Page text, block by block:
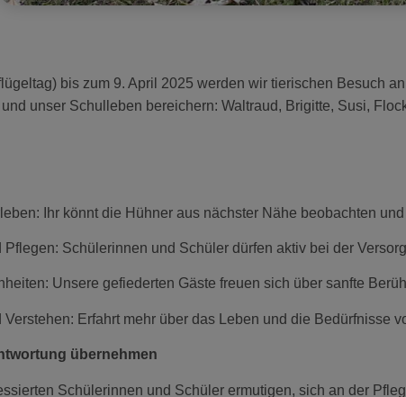
bis zum 9. April 2025 werden wir tierischen Besuch
unser Schulleben bereichern: Waltraud, Brigitte, Susi,
Ihr könnt die Hühner aus nächster Nähe beobachten
Pflegen: Schülerinnen und Schüler dürfen aktiv bei der
Unsere gefiederten Gäste freuen sich über sanfte
Verstehen: Erfahrt mehr über das Leben und die Bedürfnisse
übernehmen
Schülerinnen und Schüler ermutigen, sich an der